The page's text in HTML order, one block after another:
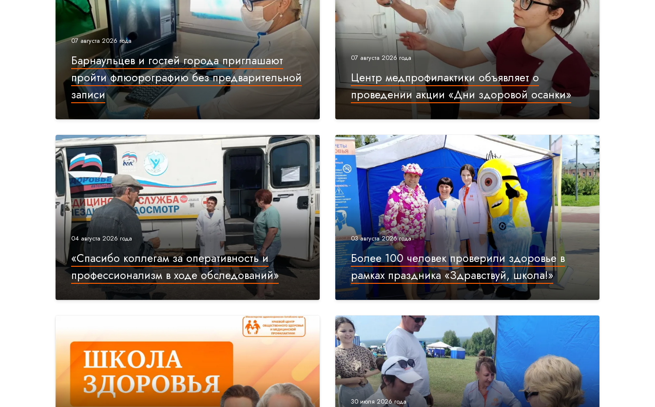
07 августа 2026 года
Барнаульцев и гостей города приглашают
пройти флюорографию без предварительной
записи
07 августа 2026 года
Центр медпрофилактики объявляет о
проведении акции «Дни здоровой осанки»
04 августа 2026 года
«Спасибо коллегам за оперативность и
профессионализм в ходе обследований»
03 августа 2026 года
Более 100 человек проверили здоровье в
рамках праздника «Здравствуй, школа!»
30 июля 2026 года